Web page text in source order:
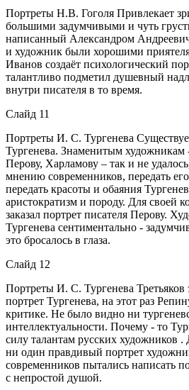
Портреты Н.В. Гоголя Привлекает
большими задумчивыми и чуть
написанный Александром
и художник были хорошими
Иванов создаёт психологический
талантливо подметил душевный
внутри писателя в то время.
Слайд 11
Портреты И. С. Тургенева
Тургенева. Знаменитым художникам
Перову, Харламову – так и не
мнению современников, передать
передать красоты и обаяния
аристократизм и породу. Для своей
заказал портрет писателя Перову.
Тургенева сентиментально -
это бросалось в глаза.
Слайд 12
Портреты И. С. Тургенева Третьяков
портрет Тургенева, на этот раз
критике. Не было видно ни
интеллектуальности. Почему - то
силу талантам русских художников
ни один правдивый портрет
современников пытались написать
с непростой душой.